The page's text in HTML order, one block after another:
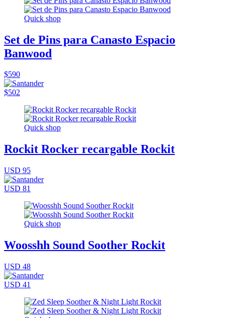
Quick shop
Set de Pins para Canasto Espacio
Banwood
$590
$502
Quick shop
Rockit Rocker recargable Rockit
USD 95
USD 81
Quick shop
Woosshh Sound Soother Rockit
USD 48
USD 41